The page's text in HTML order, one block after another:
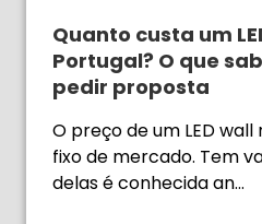
Quanto custa um
Portugal? O que
pedir proposta
O preço de um LED
fixo de mercado. Tem
delas é conhecida an…